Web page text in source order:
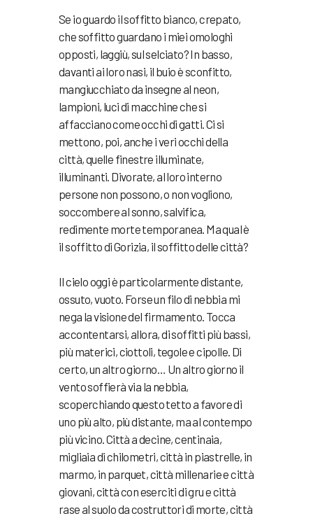
Se io guardo il soffitto bianco, crepato,
che soffitto guardano i miei omologhi
opposti, laggiù, sul selciato? In basso,
davanti ai loro nasi, il buio è sconfitto,
mangiucchiato da insegne al neon,
lampioni, luci di macchine che si
affacciano come occhi di gatti. Ci si
mettono, poi, anche i veri occhi della
città, quelle finestre illuminate,
illuminanti. Divorate, al loro interno
persone non possono, o non vogliono,
soccombere al sonno, salvifica,
redimente morte temporanea. Ma qual è
il soffitto di Gorizia, il soffitto delle città?
Il cielo oggi è particolarmente distante,
ossuto, vuoto. Forse un filo di nebbia mi
nega la visione del firmamento. Tocca
accontentarsi, allora, di soffitti più bassi,
più materici, ciottoli, tegole e cipolle. Di
certo, un altro giorno… Un altro giorno il
vento soffierà via la nebbia,
scoperchiando questo tetto a favore di
uno più alto, più distante, ma al contempo
più vicino. Città a decine, centinaia,
migliaia di chilometri, città in piastrelle, in
marmo, in parquet, città millenarie e città
giovani, città con eserciti di gru e città
rase al suolo da costruttori di morte, città